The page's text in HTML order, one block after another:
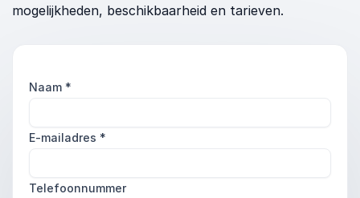
mogelijkheden, beschikbaarheid en tarieven.
Naam *
E-mailadres *
Telefoonnummer